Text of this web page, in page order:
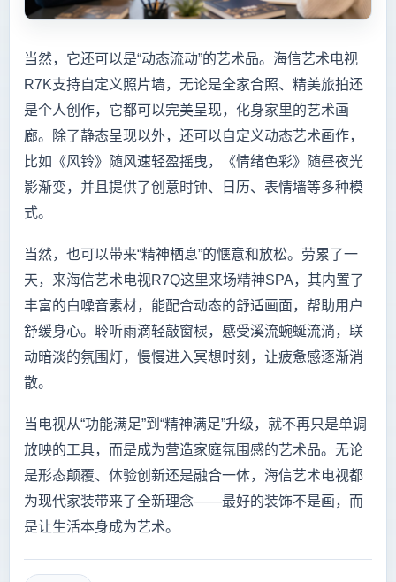
当然，它还可以是“动态流动”的艺术品。海信艺术电视
R7K支持自定义照片墙，无论是全家合照、精美旅拍还
是个人创作，它都可以完美呈现，化身家里的艺术画
廊。除了静态呈现以外，还可以自定义动态艺术画作，
比如《风铃》随风速轻盈摇曳，《情绪色彩》随昼夜光
影渐变，并且提供了创意时钟、日历、表情墙等多种模
式。
当然，也可以带来“精神栖息”的惬意和放松。劳累了一
天，来海信艺术电视R7Q这里来场精神SPA，其内置了
丰富的白噪音素材，能配合动态的舒适画面，帮助用户
舒缓身心。聆听雨滴轻敲窗棂，感受溪流蜿蜒流淌，联
动暗淡的氛围灯，慢慢进入冥想时刻，让疲惫感逐渐消
散。
当电视从“功能满足”到“精神满足”升级，就不再只是单调
放映的工具，而是成为营造家庭氛围感的艺术品。无论
是形态颠覆、体验创新还是融合一体，海信艺术电视都
为现代家装带来了全新理念——最好的装饰不是画，而
是让生活本身成为艺术。